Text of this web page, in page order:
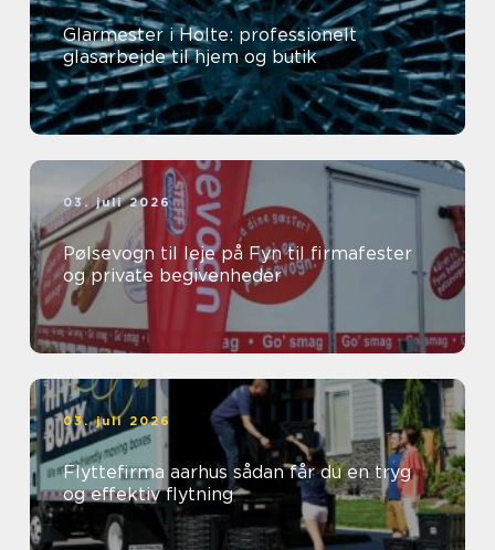
Glarmester i Holte: professionelt
glasarbejde til hjem og butik
03. juli 2026
Pølsevogn til leje på Fyn til firmafester
og private begivenheder
03. juli 2026
Flyttefirma aarhus sådan får du en tryg
og effektiv flytning